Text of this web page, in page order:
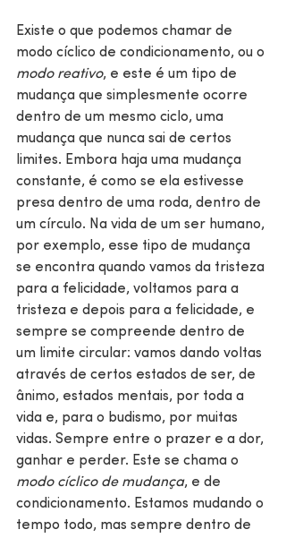
Existe o que podemos chamar de
modo cíclico de condicionamento, ou o
modo reativo, e este é um tipo de
mudança que simplesmente ocorre
dentro de um mesmo ciclo, uma
mudança que nunca sai de certos
limites. Embora haja uma mudança
constante, é como se ela estivesse
presa dentro de uma roda, dentro de
um círculo. Na vida de um ser humano,
por exemplo, esse tipo de mudança
se encontra quando vamos da tristeza
para a felicidade, voltamos para a
tristeza e depois para a felicidade, e
sempre se compreende dentro de
um limite circular: vamos dando voltas
através de certos estados de ser, de
ânimo, estados mentais, por toda a
vida e, para o budismo, por muitas
vidas. Sempre entre o prazer e a dor,
ganhar e perder. Este se chama o
modo cíclico de mudança, e de
condicionamento. Estamos mudando o
tempo todo, mas sempre dentro de